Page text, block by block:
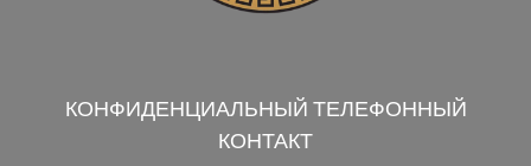
КОНФИДЕНЦИАЛЬНЫЙ ТЕЛЕФОННЫЙ
КОНТАКТ